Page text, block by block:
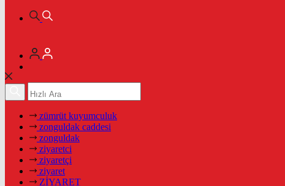
zümrüt kuyumculuk
zonguldak caddesi
zonguldak
ziyaretci
ziyaretçi
ziyaret
ZİYARET